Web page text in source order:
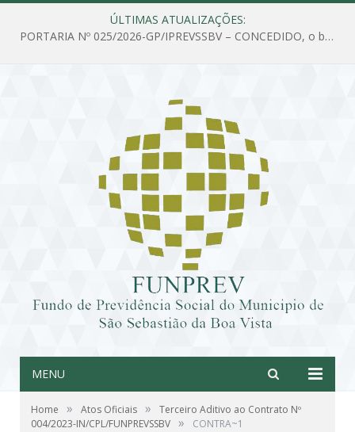
ÚLTIMAS ATUALIZAÇÕES:
PORTARIA Nº 025/2026-GP/IPREVSSBV – CONCEDIDO, o benefício de PENSÃO a MARIA ESTELA DOS SANTOS SOUZA
MENU
Home » Atos Oficiais »
Terceiro Aditivo ao Contrato Nº
004/2023-IN/CPL/FUNPREVSSBV » CONTRA~1